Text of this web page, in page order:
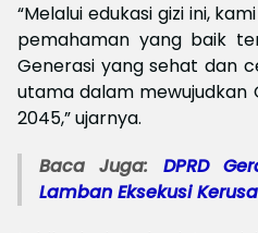
“Melalui edukasi gizi ini,
pemahaman yang baik
Generasi yang sehat dan
utama dalam mewujudkan
2045,” ujarnya.
Baca Juga: DPRD
Lamban Eksekusi